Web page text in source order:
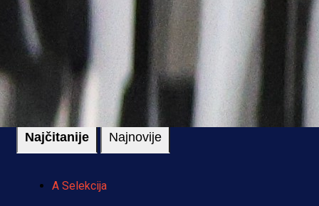
Najčitanije Najnovije
A Selekcija